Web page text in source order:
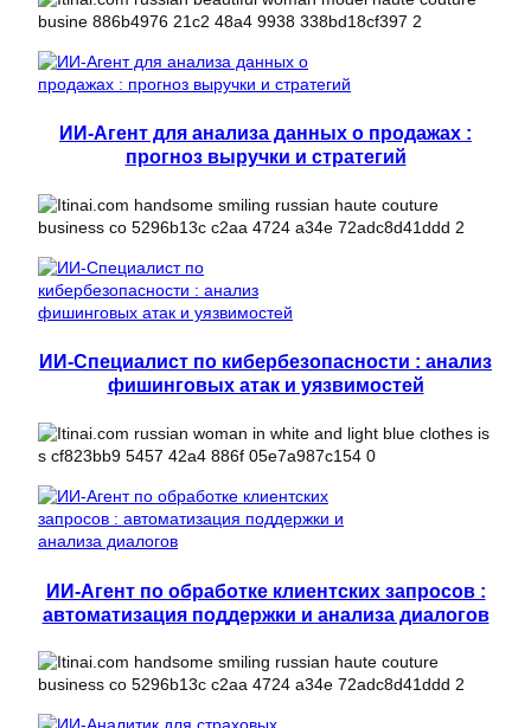
ИИ-Агент для анализа данных о продажах :
прогноз выручки и стратегий
ИИ-Специалист по кибербезопасности : анализ
фишинговых атак и уязвимостей
ИИ-Агент по обработке клиентских запросов :
автоматизация поддержки и анализа диалогов